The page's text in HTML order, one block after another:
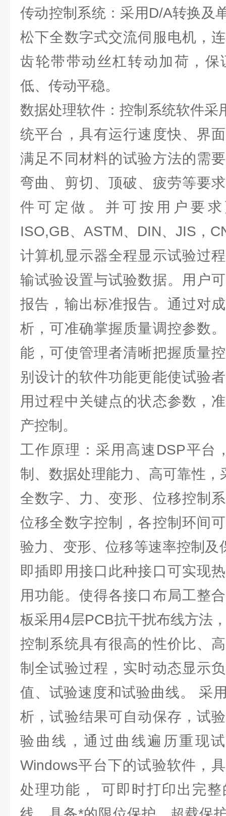
传动控制系统：采用D/A转换及
松下全数字式交流伺服电机，
齿轮带带动丝杠转动加荷，保
低、传动平稳。
数据处理软件：控制系统软件采
统平台，具有运行速度快、界
满足不同材料的试验方法的需
弯曲、剪切、顶破、疲劳等要
件可定做。并可按用户要
ISO,GB、ASTM、DIN、JIS，
计算机显示器全程显示试验过
输试验设置与试验数据。用户
报告，输出标准报告。通过对
析，可准确掌握质量调控参数
能，可使管理者清晰把握质量
别设计的软件功能更能使试验
用过程中关键点的状态参数，
产控制。
工作原理：采用高速DSP平台
制、数据处理能力、高可靠性
全数字、力、变形、位移控制
位移全数字控制，各控制环间
验力、变形、位移等速率控制及
即插即用接口此种接口可实现
用功能。使得各接口布局工整
板采用4层PCB抗干扰布线方法
控制系统具有很高的性价比、
制全试验过程，实时动态显示
值、试验速度和试验曲线。 采
析，试验结果可自动保存，试
验曲线，通过曲线遍历重现
Windows平台下的试验软件，
处理功能， 可即时打印出完